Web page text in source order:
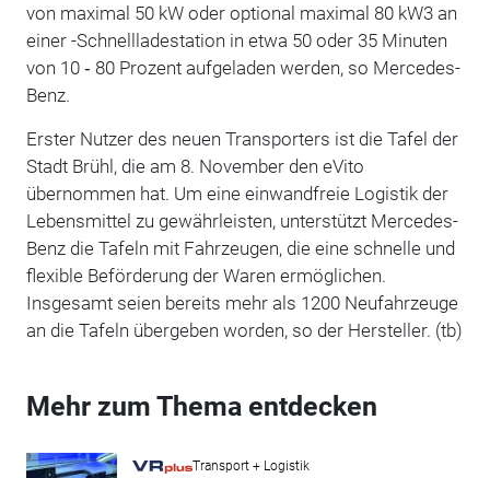
von maximal 50 kW oder optional maximal 80 kW3 an
einer -Schnellladestation in etwa 50 oder 35 Minuten
von 10 ‑ 80 Prozent aufgeladen werden, so Mercedes-
Benz.
Erster Nutzer des neuen Transporters ist die Tafel der
Stadt Brühl, die am 8. November den eVito
übernommen hat. Um eine einwandfreie Logistik der
Lebensmittel zu gewährleisten, unterstützt Mercedes-
Benz die Tafeln mit Fahrzeugen, die eine schnelle und
flexible Beförderung der Waren ermöglichen.
Insgesamt seien bereits mehr als 1200 Neufahrzeuge
an die Tafeln übergeben worden, so der Hersteller. (tb)
Mehr zum Thema entdecken
Transport + Logistik